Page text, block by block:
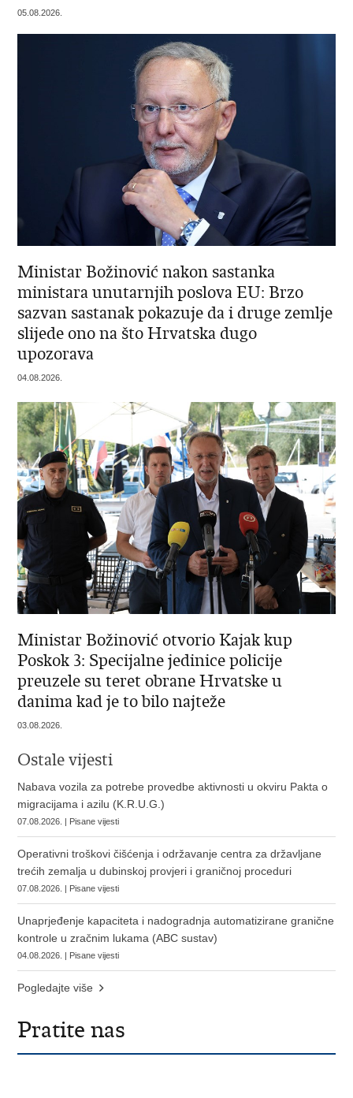
05.08.2026.
Ministar Božinović nakon sastanka
ministara unutarnjih poslova EU: Brzo
sazvan sastanak pokazuje da i druge zemlje
slijede ono na što Hrvatska dugo
upozorava
04.08.2026.
Ministar Božinović otvorio Kajak kup
Poskok 3: Specijalne jedinice policije
preuzele su teret obrane Hrvatske u
danima kad je to bilo najteže
03.08.2026.
Ostale vijesti
Nabava vozila za potrebe provedbe aktivnosti u okviru Pakta o
migracijama i azilu (K.R.U.G.)
07.08.2026. | Pisane vijesti
Operativni troškovi čišćenja i održavanje centra za državljane
trećih zemalja u dubinskoj provjeri i graničnoj proceduri
07.08.2026. | Pisane vijesti
Unaprjeđenje kapaciteta i nadogradnja automatizirane granične
kontrole u zračnim lukama (ABC sustav)
04.08.2026. | Pisane vijesti
Pogledajte više
Pratite nas